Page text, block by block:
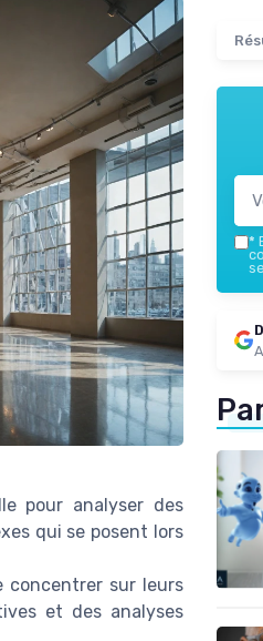
pour analyser des
qui se posent lors
concentrer sur leurs
et des analyses
*